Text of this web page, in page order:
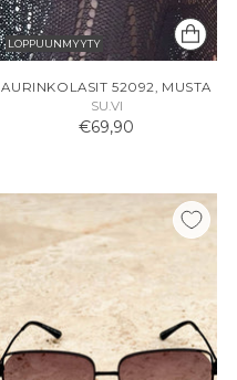
LOPPUUNMYYTY
AURINKOLASIT 52092, MUSTA
SU.VI
€69,90